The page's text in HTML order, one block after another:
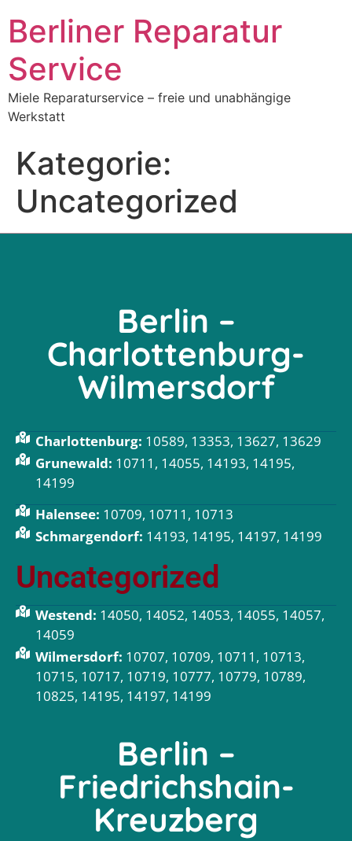
Berliner Reparatur
Service
Miele Reparaturservice – freie und unabhängige
Werkstatt
Kategorie:
Uncategorized
Berlin –
Charlottenburg-
Wilmersdorf
Charlottenburg: 10589, 13353, 13627, 13629
Grunewald: 10711, 14055, 14193, 14195,
14199
Halensee: 10709, 10711, 10713
Schmargendorf: 14193, 14195, 14197, 14199
Uncategorized
Westend: 14050, 14052, 14053, 14055, 14057,
14059
Wilmersdorf: 10707, 10709, 10711, 10713,
10715, 10717, 10719, 10777, 10779, 10789,
10825, 14195, 14197, 14199
Berlin –
Friedrichshain-
Kreuzberg